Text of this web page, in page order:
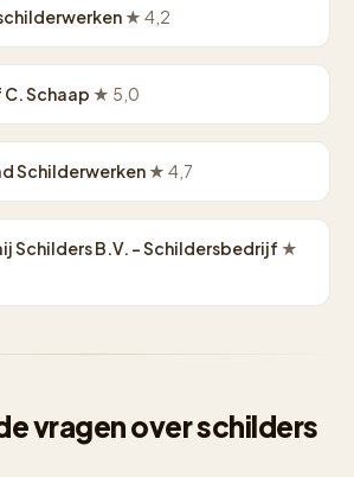
★ 4,2
Schaap ★ 5,0
Schilderwerken★ 4,7
Schilders B.V. - Schildersbedrijf ★
vragen over schilders